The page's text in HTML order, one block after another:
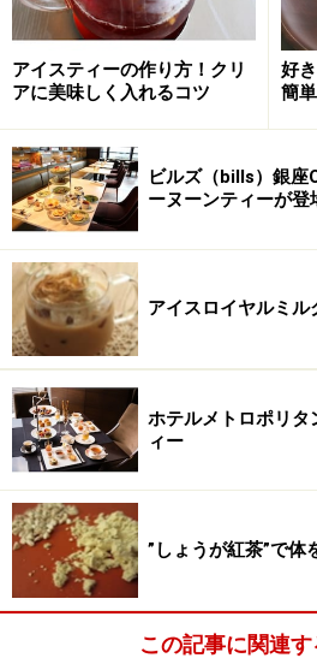
アイスティーの作り方！クリ
アに美味しく入れるコツ
好
簡
ビルズ（bills）銀座
ーヌーンティーが登
アイスロイヤルミ
ホテルメトロポリ
ィー
”しょうが紅茶”で体
この記事に関連